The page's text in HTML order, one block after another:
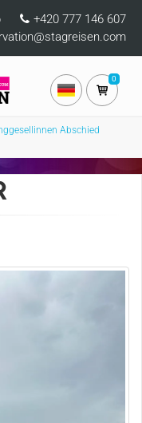
+420 777 146 607
0
Abschied